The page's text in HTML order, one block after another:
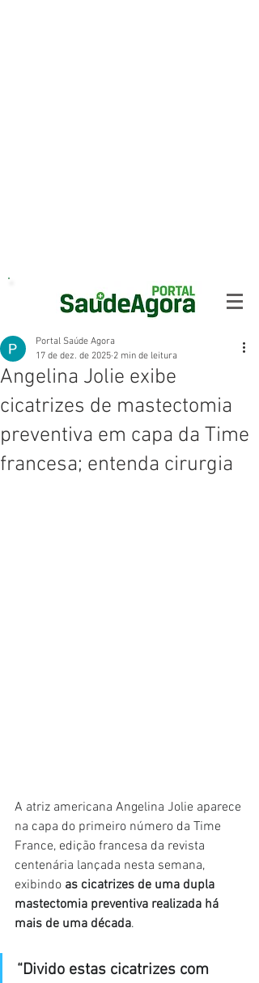
Angelina Jolie exibe
cicatrizes de mastectomia
preventiva em capa da Time
francesa; entenda cirurgia
Portal Saúde Agora
17 de dez. de 2025 2 min de leitura
A atriz americana Angelina Jolie aparece
na capa do primeiro número da Time
France, edição francesa da revista
centenária lançada nesta semana,
exibindo as cicatrizes de uma dupla
mastectomia preventiva realizada há
mais de uma década.
“Divido estas cicatrizes com